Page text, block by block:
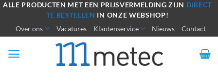
Ga
inhoud
ALLE PRODUCTEN MET EEN PRIJSVERMELDING ZIJN DIRECT
TE BESTELLEN IN ONZE WEBSHOP!
Over ons Vacatures Klantenservice Nieuws Contact